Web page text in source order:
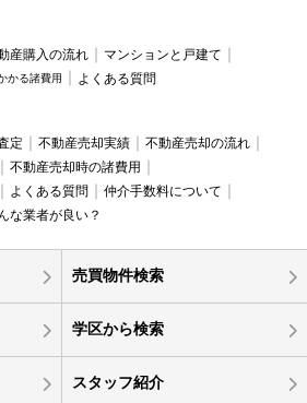
産購入の流れ
マンションと戸建て
かる諸費用 よくある質問
定 不動産売却実績
不動産売却の流れ
不動産売却時の諸費用
よくある質問
仲介手数料について
な業者が良い？
売買物件検索
学区から検索
スタッフ紹介